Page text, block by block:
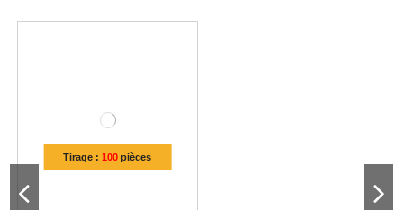
Tirage :100 pièces